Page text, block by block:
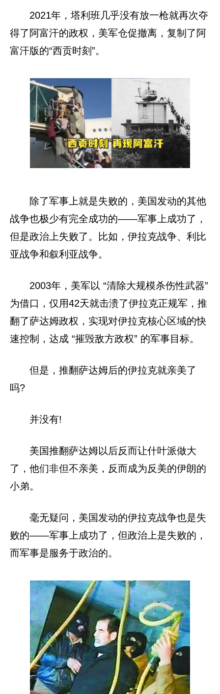
2021年，塔利班几乎没有放一枪就再次夺
得了阿富汗的政权，美军仓促撤离，复制了阿
富汗版的“西贡时刻”。
除了军事上就是失败的，美国发动的其他
战争也极少有完全成功的——军事上成功了，
但是政治上失败了。比如，伊拉克战争、利比
亚战争和叙利亚战争。
2003年，美军以 “清除大规模杀伤性武器”
为借口，仅用42天就击溃了伊拉克正规军，推
翻了萨达姆政权，实现对伊拉克核心区域的快
速控制，达成 “摧毁敌方政权” 的军事目标。
但是，推翻萨达姆后的伊拉克就亲美了
吗?
并没有!
美国推翻萨达姆以后反而让什叶派做大
了，他们非但不亲美，反而成为反美的伊朗的
小弟。
毫无疑问，美国发动的伊拉克战争也是失
败的——军事上成功了，但政治上是失败的，
而军事是服务于政治的。